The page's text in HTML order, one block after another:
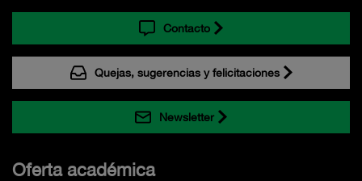
Contacto
Quejas, sugerencias y felicitaciones
Newsletter
Oferta académica